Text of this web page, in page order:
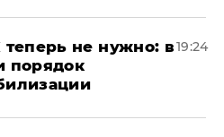
не нужно: в
порядок
19:24